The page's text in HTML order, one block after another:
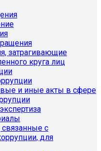
затрагивающие
круга лиц
и иные акты в сфере
с
для